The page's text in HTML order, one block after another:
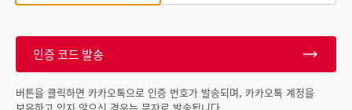
인증 코드 발송
버튼을 클릭하면 카카오톡으로 인증 번호가 발송되며, 카카오톡 계정을